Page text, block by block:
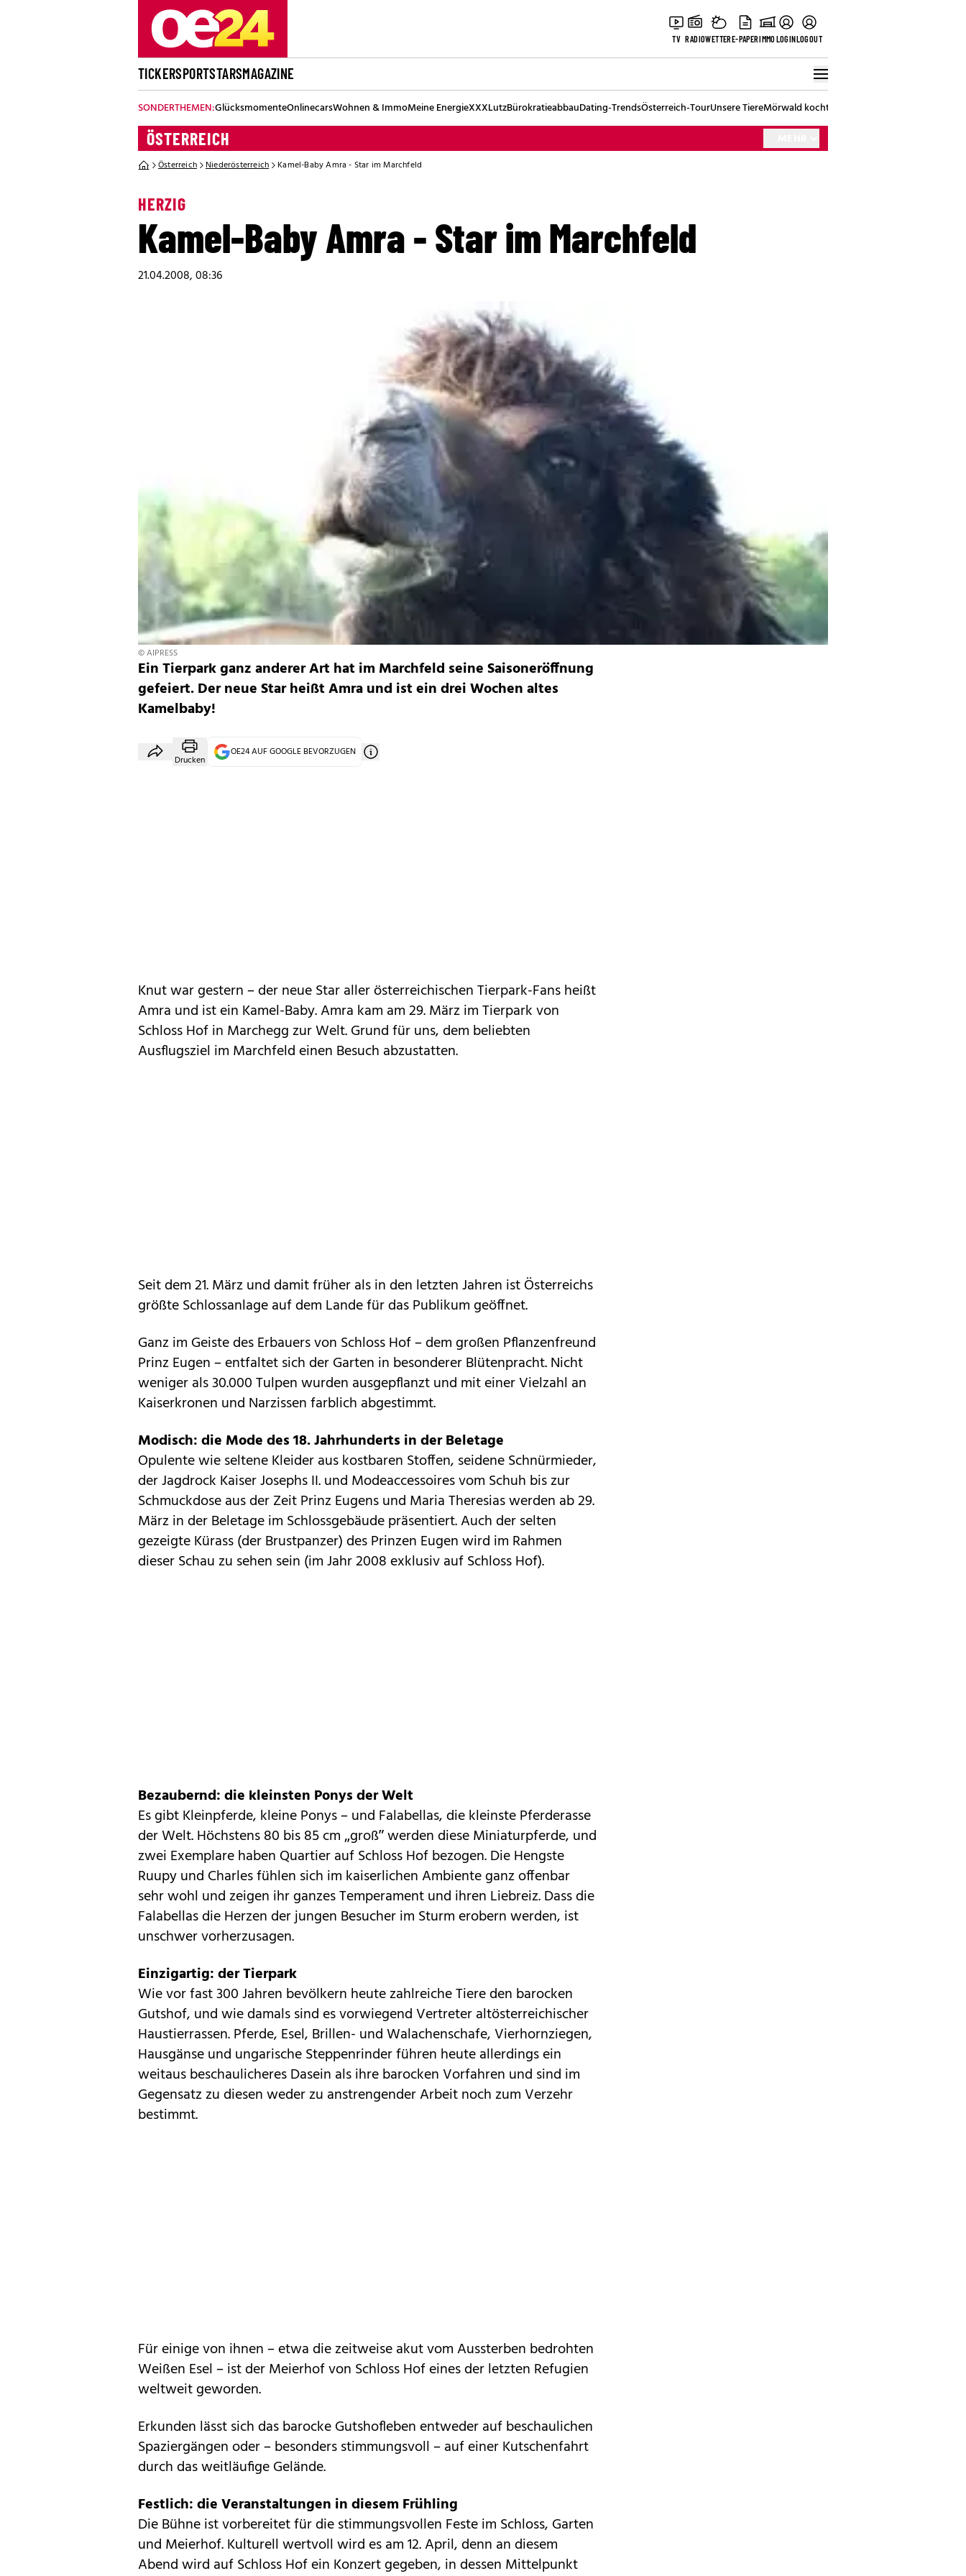
TV RADIOWETTERE-PAPERIMMOLOGINLOGOUT
TICKERSPORTSTARSMAGAZINE
SONDERTHEMEN:GlücksmomenteOnlinecarsWohnen & ImmoMeine EnergieXXXLutzBürokratieabbauDating-TrendsÖsterreich-TourUnsere TiereMörwald kocht
ÖSTERREICH
Österreich Niederösterreich Kamel-Baby Amra - Star im Marchfeld
HERZIG
Kamel-Baby Amra - Star im Marchfeld
21.04.2008, 08:36
© AIPRESS
Ein Tierpark ganz anderer Art hat im Marchfeld seine Saisoneröffnung
gefeiert. Der neue Star heißt Amra und ist ein drei Wochen altes
Kamelbaby!
Drucken
OE24 AUF GOOGLE BEVORZUGEN
Knut war gestern – der neue Star aller österreichischen Tierpark-Fans heißt
Amra und ist ein Kamel-Baby. Amra kam am 29. März im Tierpark von
Schloss Hof in Marchegg zur Welt. Grund für uns, dem beliebten
Ausflugsziel im Marchfeld einen Besuch abzustatten.
Seit dem 21. März und damit früher als in den letzten Jahren ist Österreichs
größte Schlossanlage auf dem Lande für das Publikum geöffnet.
Ganz im Geiste des Erbauers von Schloss Hof – dem großen Pflanzenfreund
Prinz Eugen – entfaltet sich der Garten in besonderer Blütenpracht. Nicht
weniger als 30.000 Tulpen wurden ausgepflanzt und mit einer Vielzahl an
Kaiserkronen und Narzissen farblich abgestimmt.
Modisch: die Mode des 18. Jahrhunderts in der Beletage
Opulente wie seltene Kleider aus kostbaren Stoffen, seidene Schnürmieder,
der Jagdrock Kaiser Josephs II. und Modeaccessoires vom Schuh bis zur
Schmuckdose aus der Zeit Prinz Eugens und Maria Theresias werden ab 29.
März in der Beletage im Schlossgebäude präsentiert. Auch der selten
gezeigte Kürass (der Brustpanzer) des Prinzen Eugen wird im Rahmen
dieser Schau zu sehen sein (im Jahr 2008 exklusiv auf Schloss Hof).
Bezaubernd: die kleinsten Ponys der Welt
Es gibt Kleinpferde, kleine Ponys – und Falabellas, die kleinste Pferderasse
der Welt. Höchstens 80 bis 85 cm „groß” werden diese Miniaturpferde, und
zwei Exemplare haben Quartier auf Schloss Hof bezogen. Die Hengste
Ruupy und Charles fühlen sich im kaiserlichen Ambiente ganz offenbar
sehr wohl und zeigen ihr ganzes Temperament und ihren Liebreiz. Dass die
Falabellas die Herzen der jungen Besucher im Sturm erobern werden, ist
unschwer vorherzusagen.
Einzigartig: der Tierpark
Wie vor fast 300 Jahren bevölkern heute zahlreiche Tiere den barocken
Gutshof, und wie damals sind es vorwiegend Vertreter altösterreichischer
Haustierrassen. Pferde, Esel, Brillen- und Walachenschafe, Vierhornziegen,
Hausgänse und ungarische Steppenrinder führen heute allerdings ein
weitaus beschaulicheres Dasein als ihre barocken Vorfahren und sind im
Gegensatz zu diesen weder zu anstrengender Arbeit noch zum Verzehr
bestimmt.
Für einige von ihnen – etwa die zeitweise akut vom Aussterben bedrohten
Weißen Esel – ist der Meierhof von Schloss Hof eines der letzten Refugien
weltweit geworden.
Erkunden lässt sich das barocke Gutshofleben entweder auf beschaulichen
Spaziergängen oder – besonders stimmungsvoll – auf einer Kutschenfahrt
durch das weitläufige Gelände.
Festlich: die Veranstaltungen in diesem Frühling
Die Bühne ist vorbereitet für die stimmungsvollen Feste im Schloss, Garten
und Meierhof. Kulturell wertvoll wird es am 12. April, denn an diesem
Abend wird auf Schloss Hof ein Konzert gegeben, in dessen Mittelpunkt